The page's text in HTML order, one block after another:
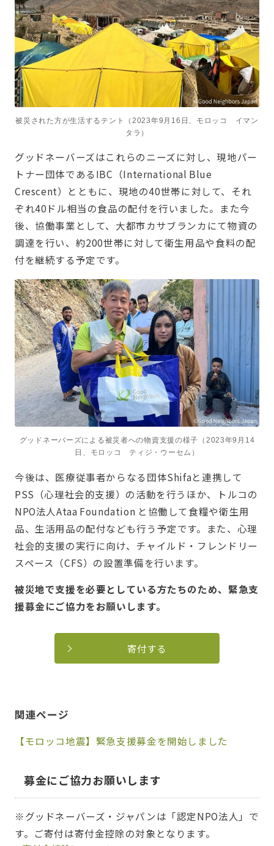
被災された方が生活するテント（2023年9月16日、モロッコ イマン
タラ）
グッドネーバーズはこれらのニーズに対し、現地パー
トナー団体であるIBC（International Blue
Crescent）とともに、現地の40世帯に対して、それ
ぞれ40ドル相当の食品の配付を行いました。また今
後、協働事業として、大都市カサブランカにて物資の
調達を行い、約200世帯に対して衛生用品や食料の配
付を継続する予定です。
グッドネーバーズによる被災者への物資支援の様子（2023年9月14
日、モロッコ ティジ・ウーセム）
今後は、医療従事者からなる団体Shifaと連携して
PSS（心理社会的支援）の活動を行うほか、トルコの
NPO法人Ataa Foundation と協働して食糧や衛生用
品、生活用品の配付なども行う予定です。また、心理
社会的支援の実行に向け、チャイルド・フレンドリー
スペース（CFS）の設置準備を行います。
被災地で支援を必要としている方たちのため、緊急支
援募金にご協力をお願いします。
寄付する
関連ページ
【モロッコ地震】緊急支援募金を開始しました
募金にご協力お願いします
※グッドネーバーズ・ジャパンは「認定NPO法人」で
す。ご寄付は寄付金控除の対象となります。